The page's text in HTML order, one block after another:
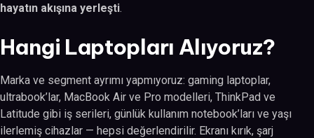
hayatın akışına yerleşti.
Hangi Laptopları Alıyoruz?
Marka ve segment ayrımı yapmıyoruz: gaming laptoplar,
ultrabook’lar, MacBook Air ve Pro modelleri, ThinkPad ve
Latitude gibi iş serileri, günlük kullanım notebook’ları ve yaşı
ilerlemiş cihazlar — hepsi değerlendirilir. Ekranı kırık, şarj